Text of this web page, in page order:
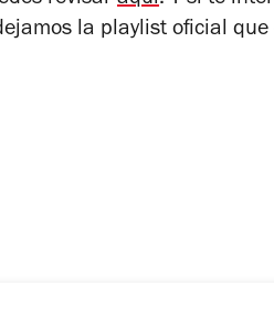
la playlist oficial